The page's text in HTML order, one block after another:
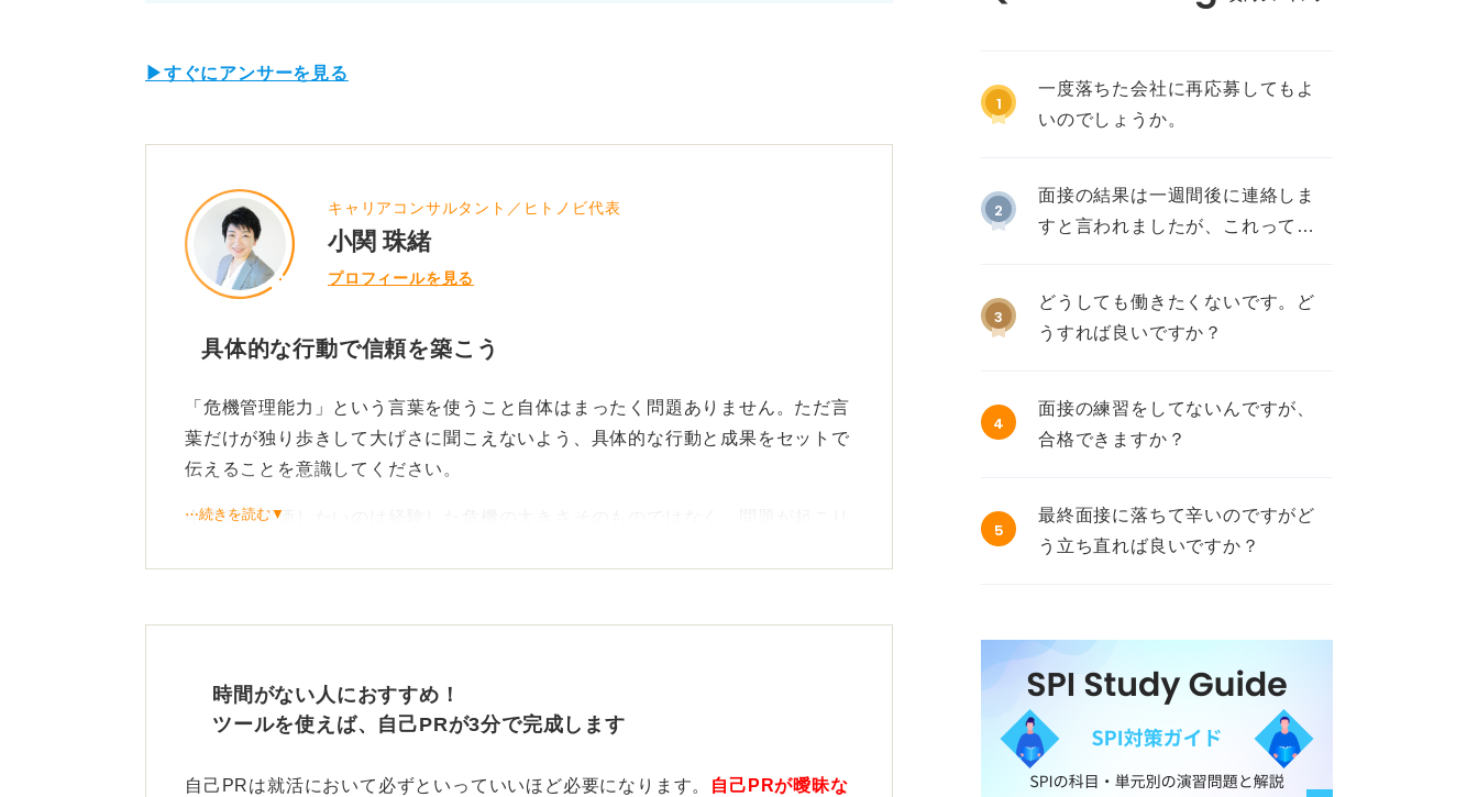
▶すぐにアンサーを見る
キャリアコンサルタント／ヒトノビ代表
小関 珠緒
プロフィールを見る
具体的な行動で信頼を築こう
「危機管理能力」という言葉を使うこと自体はまったく問題ありません。ただ言
葉だけが独り歩きして大げさに聞こえないよう、具体的な行動と成果をセットで
伝えることを意識してください。
企業側が評価したいのは経験した危機の大きさそのものではなく、問題が起こり
も重要です。
支える強みに自信を持とう
どのような事態を想定し、どんな工夫をしてマニュアルを共有したかを深掘りし
⋯続きを読む▼
時間がない人におすすめ！
ツールを使えば、自己PRが3分で完成します
自己PRは就活において必ずといっていいほど必要になります。
自己PRが曖昧な
1
一度落ちた会社に再応募してもよ
いのでしょうか。
2
面接の結果は一週間後に連絡しま
すと言われましたが、これって不
3
どうしても働きたくないです。ど
うすれば良いですか？
4
面接の練習をしてないんですが、
合格できますか？
5
最終面接に落ちて辛いのですがど
う立ち直れば良いですか？